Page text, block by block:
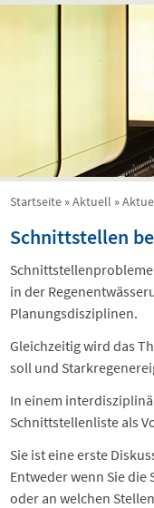
Sie sind hier
Startseite »Aktuell »
Schnittstellen
in der
Planungsdisziplinen.
Gleichzeitig wird das
soll und
In einem
Schnittstellenliste als
Sie ist eine erste
Entweder wenn Sie
oder an welchen